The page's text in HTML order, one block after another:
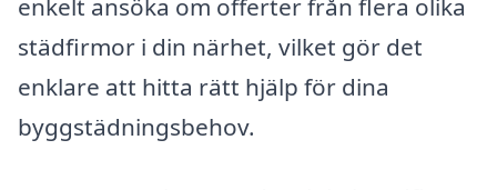
enkelt ansöka om offerter från flera olika
städfirmor i din närhet, vilket gör det
enklare att hitta rätt hjälp för dina
byggstädningsbehov.